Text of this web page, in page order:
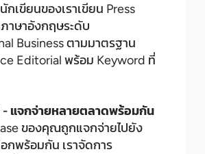
กเขียนของเราเขียน Press
ภาษาอังกฤษระดับ
Business ตามมาตรฐาน
Editorial พร้อม Keyword ที่
แจกจ่ายหลายตลาดพร้อมกัน
ของคุณถูกแจกจ่ายไปยัง
กพร้อมกัน เราจัดการ